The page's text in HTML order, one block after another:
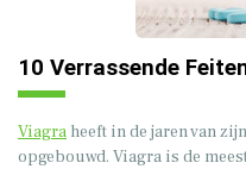
10 Verrassende
Viagra heeft in de jaren van
opgebouwd. Viagra is de